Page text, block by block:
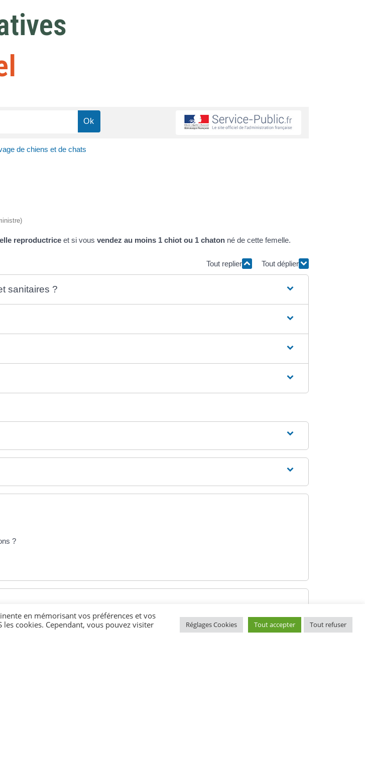
de chiens et de chats
reproductrice et si vous vendez au moins 1 chiot ou 1 chaton né de cette femelle.
Tout replier Tout déplier
sanitaires ?
?
en mémorisant vos préférences et vos
cookies. Cependant, vous pouvez visiter
Réglages Cookies Tout accepter Tout refuser